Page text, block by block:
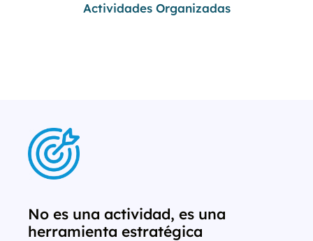
Actividades Organizadas
No es una actividad, es una
herramienta estratégica